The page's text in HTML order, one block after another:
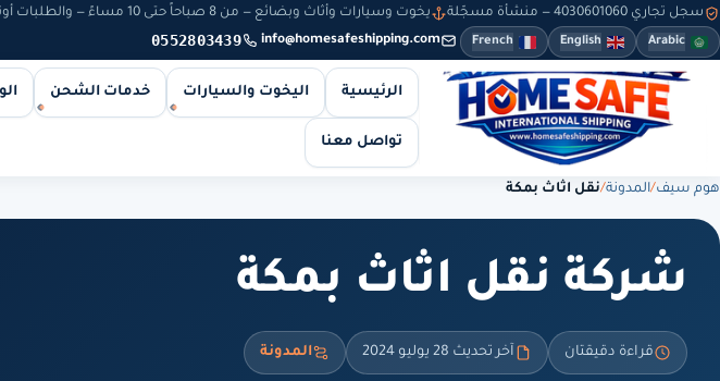
سجل تجاري 4030601060 — منشأة مسجّلة يخوت وسيارات وأثاث وبضائع — من 8 صباحاً حتى 10 مساءً — والطلبات أونلاين طوال الوقت
Arabic
English
French
info@homesafeshipping.com
0552803439
الرئيسية اليخوت والسيارات خدمات الشحن
تواصل معنا
هوم سيف/المدونة/نقل اثاث بمكة
شركة نقل اثاث بمكة
قراءة دقيقتان آخر تحديث 28 يوليو 2024 المدونة